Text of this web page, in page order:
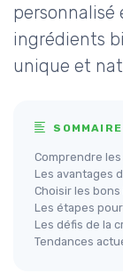
personnalisé
ingrédients
unique et
SOMMAIRE
Comprendre
Les avantages
Choisir les
Les étapes
Les défis de la
Tendances